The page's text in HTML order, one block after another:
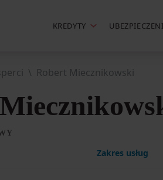
KREDYTY
Robert Miecznikowski
Zakres usług